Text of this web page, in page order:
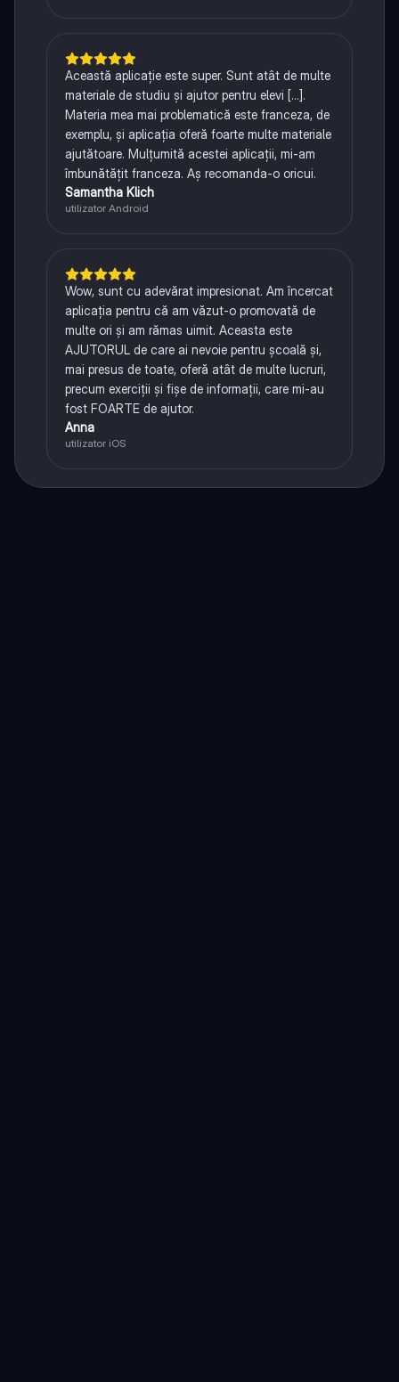
Această aplicație este super. Sunt atât de multe
materiale de studiu și ajutor pentru elevi [...].
Materia mea mai problematică este franceza, de
exemplu, și aplicația oferă foarte multe materiale
ajutătoare. Mulțumită acestei aplicații, mi-am
îmbunătățit franceza. Aș recomanda-o oricui.
Samantha Klich
utilizator Android
Wow, sunt cu adevărat impresionat. Am încercat
aplicația pentru că am văzut-o promovată de
multe ori și am rămas uimit. Aceasta este
AJUTORUL de care ai nevoie pentru școală și,
mai presus de toate, oferă atât de multe lucruri,
precum exerciții și fișe de informații, care mi-au
fost FOARTE de ajutor.
Anna
utilizator iOS